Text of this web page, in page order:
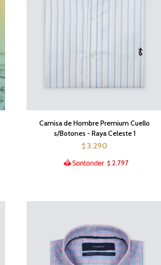
Camisa de Hombre Premium Cuello
s/Botones - Raya Celeste 1
$ 3.290
$ 2.797